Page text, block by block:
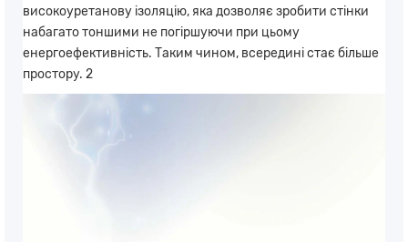
високоуретанову ізоляцію, яка дозволяє зробити стінки
набагато тоншими не погіршуючи при цьому
енергоефективність. Таким чином, всередині стає більше
простору. 2